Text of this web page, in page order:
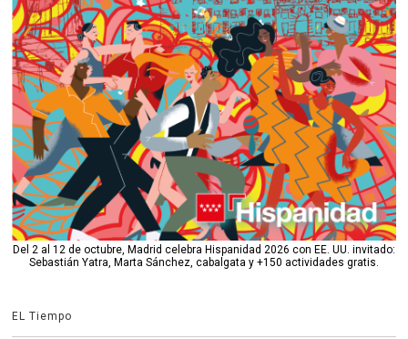
Del 2 al 12 de octubre, Madrid celebra Hispanidad 2026 con EE. UU. invitado:
Sebastián Yatra, Marta Sánchez, cabalgata y +150 actividades gratis.
EL Tiempo